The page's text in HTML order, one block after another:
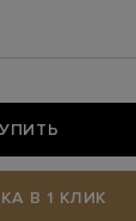
В 1 КЛИК